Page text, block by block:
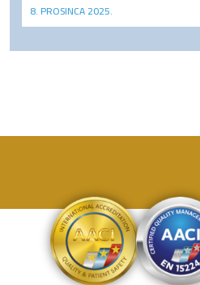
8. PROSINCA 2025.